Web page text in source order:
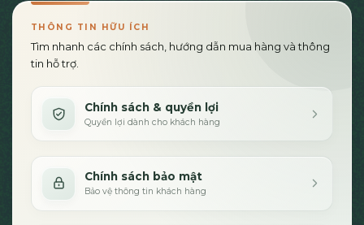
THÔNG TIN HỮU ÍCH
Tìm nhanh các chính sách, hướng dẫn mua hàng và thông
tin hỗ trợ.
Chính sách & quyền lợi
Quyền lợi dành cho khách hàng
Chính sách bảo mật
Bảo vệ thông tin khách hàng